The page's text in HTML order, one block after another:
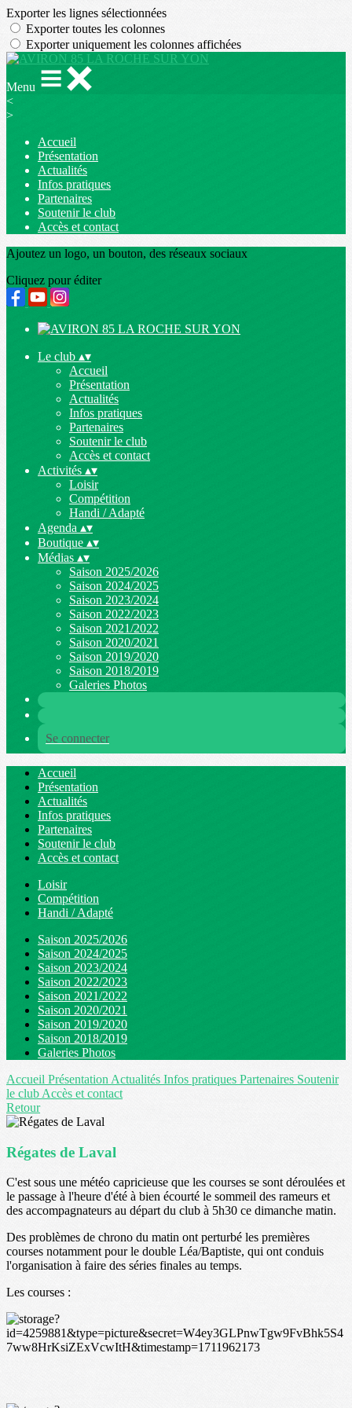
Exporter les lignes sélectionnées
Exporter toutes les colonnes
Exporter uniquement les colonnes affichées
Menu
<
>
Accueil
Présentation
Actualités
Infos pratiques
Partenaires
Soutenir le club
Accès et contact
Ajoutez un logo, un bouton, des réseaux sociaux
Cliquez pour éditer
Le club ▴▾
Accueil
Présentation
Actualités
Infos pratiques
Partenaires
Soutenir le club
Accès et contact
Activités ▴▾
Loisir
Compétition
Handi / Adapté
Agenda ▴▾
Boutique ▴▾
Médias ▴▾
Saison 2025/2026
Saison 2024/2025
Saison 2023/2024
Saison 2022/2023
Saison 2021/2022
Saison 2020/2021
Saison 2019/2020
Saison 2018/2019
Galeries Photos
Se connecter
Accueil
Présentation
Actualités
Infos pratiques
Partenaires
Soutenir le club
Accès et contact
Loisir
Compétition
Handi / Adapté
Saison 2025/2026
Saison 2024/2025
Saison 2023/2024
Saison 2022/2023
Saison 2021/2022
Saison 2020/2021
Saison 2019/2020
Saison 2018/2019
Galeries Photos
Accueil Présentation Actualités Infos pratiques Partenaires Soutenir
le club Accès et contact
Retour
Régates de Laval
C'est sous une météo capricieuse que les courses se sont déroulées et
le passage à l'heure d'été à bien écourté le sommeil des rameurs et
des accompagnateurs au départ du club à 5h30 ce dimanche matin.
Des problèmes de chrono du matin ont perturbé les premières
courses notamment pour le double Léa/Baptiste, qui ont conduis
l'organisation à faire des séries finales au temps.
Les courses :